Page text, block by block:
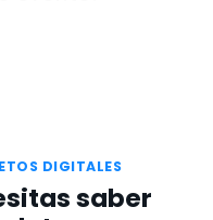
DIGITALES
saber